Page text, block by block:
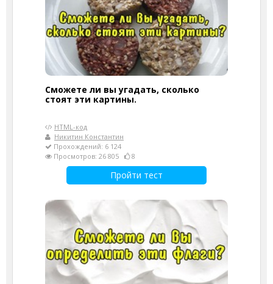
Сможете ли вы угадать, сколько
стоят эти картины.
HTML-код
Никитин Константин
Прохождений: 6 124
Просмотров: 26 805
8
Пройти тест